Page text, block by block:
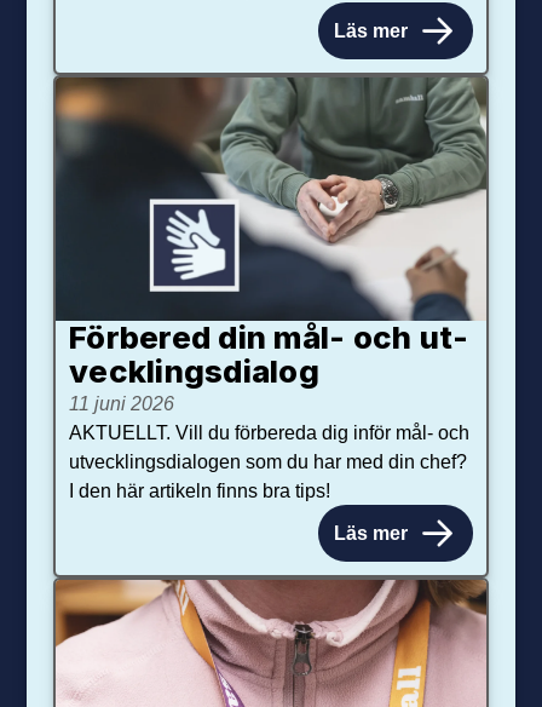
Läs mer
Förbered din mål- och ut­
veck­lings­dialog
11 juni 2026
AKTUELLT. Vill du förbereda dig inför mål- och
utvecklingsdialogen som du har med din chef?
I den här artikeln finns bra tips!
Läs mer